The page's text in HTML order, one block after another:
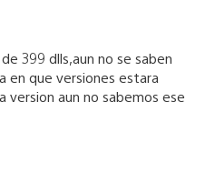
399 dlls,aun no se saben
en que versiones estara
version aun no sabemos ese